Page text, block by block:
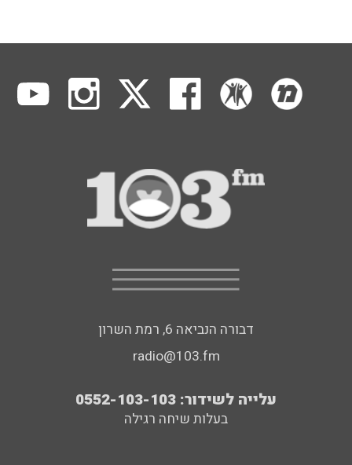
דבורה הנביאה 6, רמת השרון
radio@103.fm
עלייה לשידור: 0552-103-103
בעלות שיחה רגילה